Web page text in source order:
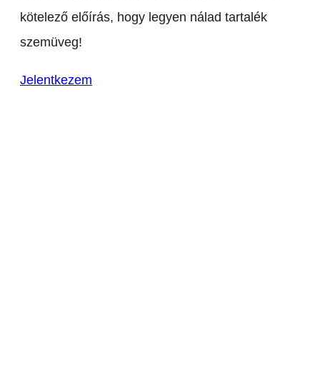
kötelező előírás, hogy legyen nálad tartalék
szemüveg!
Jelentkezem